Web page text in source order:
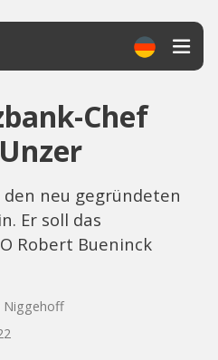
Chef
neu gegründeten
Er soll das
Robert Bueninck
Niggehoff